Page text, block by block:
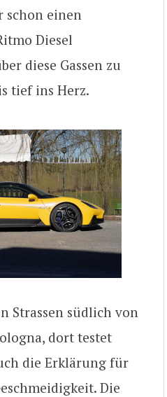
schon einen
Diesel
diese Gassen zu
tief ins Herz.
Strassen südlich von
dort testet
die Erklärung für
Die